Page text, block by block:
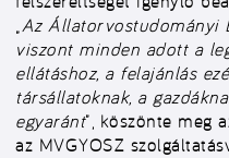
„Az Állatorvostudományi
viszont minden adott a
ellátáshoz, a felajánlás
társállatoknak, a
egyaránt”, köszönte meg
az MVGYOSZ